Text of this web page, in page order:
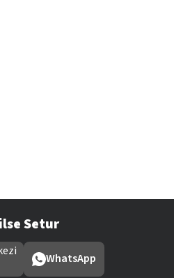
Setur
WhatsApp